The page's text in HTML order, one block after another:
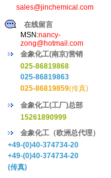
sales@jinchemical.com
在线留言
MSN:nancy-
zong@hotmail.com
金象化工(南京)营销
025-86819868
025-86819863
025-86819859(传真)
金象化工(工厂)总部
15261890999
金象化工（欧洲总代理）
+49-(0)40-374734-20
+49-(0)40-374734-20
(传真)